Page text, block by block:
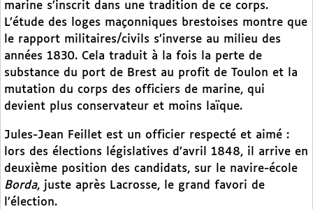
marine s’inscrit dans une tradition de ce corps.
L’étude des loges maçonniques brestoises montre que
le rapport militaires/civils s’inverse au milieu des
années 1830. Cela traduit à la fois la perte de
substance du port de Brest au profit de Toulon et la
mutation du corps des officiers de marine, qui
devient plus conservateur et moins laïque.
Jules-Jean Feillet est un officier respecté et aimé :
lors des élections législatives d’avril 1848, il arrive en
deuxième position des candidats, sur le navire-école
Borda, juste après Lacrosse, le grand favori de
l’élection.